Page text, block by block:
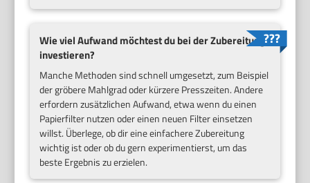
Wie viel Aufwand möchtest du bei der Zubereitung
investieren?
Manche Methoden sind schnell umgesetzt, zum Beispiel
der gröbere Mahlgrad oder kürzere Presszeiten. Andere
erfordern zusätzlichen Aufwand, etwa wenn du einen
Papierfilter nutzen oder einen neuen Filter einsetzen
willst. Überlege, ob dir eine einfachere Zubereitung
wichtig ist oder ob du gern experimentierst, um das
beste Ergebnis zu erzielen.